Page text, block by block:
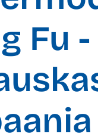
Fu -